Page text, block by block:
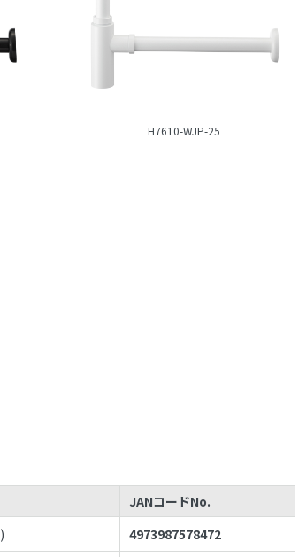
H7610-WJP-25
JANコードNo.
) 4973987578472